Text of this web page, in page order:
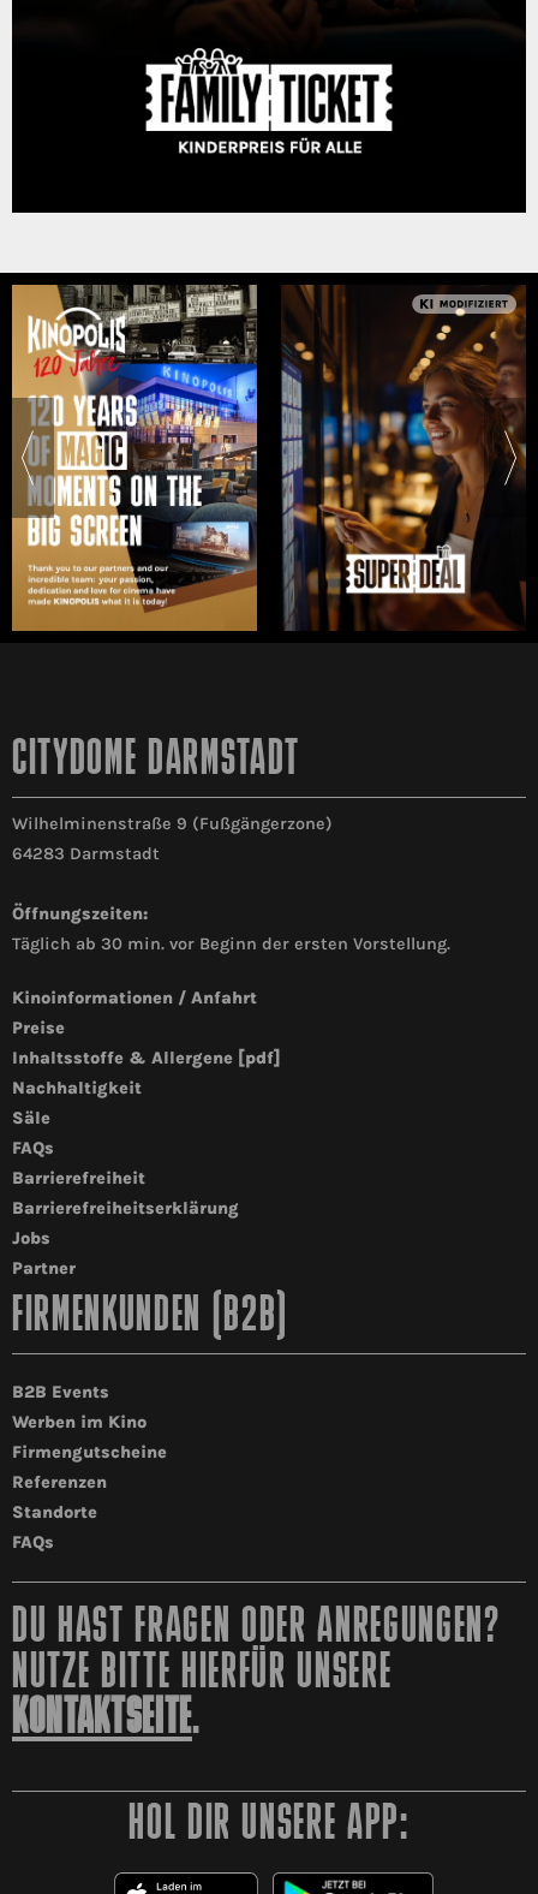
CITYDOME DARMSTADT
Wilhelminenstraße 9 (Fußgängerzone)
64283 Darmstadt
Öffnungszeiten:
Täglich ab 30 min. vor Beginn der ersten Vorstellung.
Kinoinformationen / Anfahrt
Preise
Inhaltsstoffe & Allergene [pdf]
Nachhaltigkeit
Säle
FAQs
Barrierefreiheit
Barrierefreiheitserklärung
Jobs
Partner
FIRMENKUNDEN (B2B)
B2B Events
Werben im Kino
Firmengutscheine
Referenzen
Standorte
FAQs
DU HAST FRAGEN ODER ANREGUNGEN?
NUTZE BITTE HIERFÜR UNSERE
KONTAKTSEITE.
HOL DIR UNSERE APP: